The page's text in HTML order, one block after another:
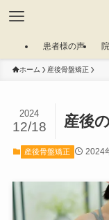
患者様の声
ホーム 産後骨盤矯正
産後
2024
12/18
産後骨盤矯正 2024